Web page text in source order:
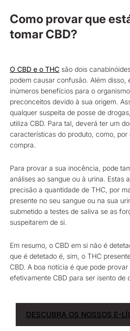
Como provar que
tomar CBD?
O CBD e o THC são dois
podem causar confusão. Além disso,
inúmeros benefícios para o
preconceitos devido à sua origem.
qualquer suspeita de posse de
utiliza CBD. Para tal, deverá ter um
características do produto, como, por
compra.
Para provar a sua inocência, pode
análises ao sangue ou à urina. Estas
precisão a quantidade de THC, por
presente no seu sangue ou na sua
submetido a testes de saliva se as
suspeitarem de si.
Em resumo, o CBD em si não é
que é detetado é, sim, o THC
CBD. A boa notícia é que pode
efetivamente CBD para ser isento de
DESCUBRA OS NOSSOS E-